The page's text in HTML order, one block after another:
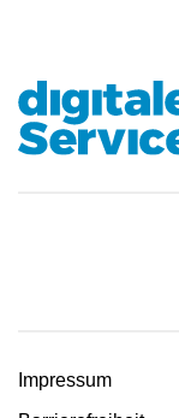
Impressum